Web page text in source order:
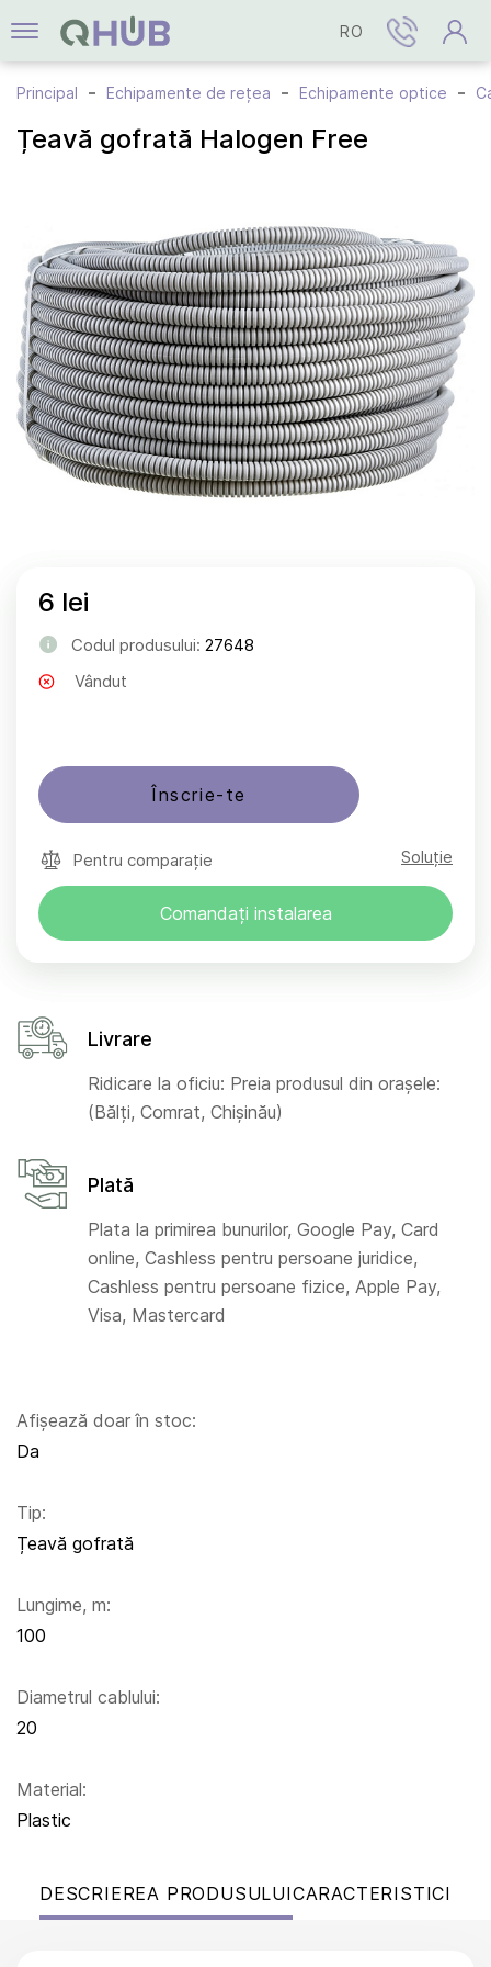
RO
Principal Echipamente de rețea Echipamente optice
Țeavă gofrată Halogen Free
Afișează doar în stoc:
Da
Tip:
Țeavă gofrată
Lungime, m:
100
Diametrul cablului:
20
Material:
Plastic
6 lei
Codul produsului: 27648
Vândut
Înscrie-te
Pentru comparație Soluție
Comandați instalarea
Livrare
Ridicare la oficiu: Preia produsul din orașele:
(Bălți, Comrat, Chișinău)
Plată
Plata la primirea bunurilor, Google Pay, Card
online, Cashless pentru persoane juridice,
Cashless pentru persoane fizice, Apple Pay,
Visa, Mastercard
DESCRIEREA PRODUSULUICARACTERISTICI